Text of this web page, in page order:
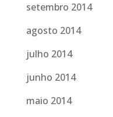
setembro 2014
agosto 2014
julho 2014
junho 2014
maio 2014